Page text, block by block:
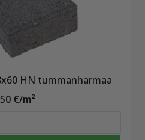
HN tummanharmaa
€/m²